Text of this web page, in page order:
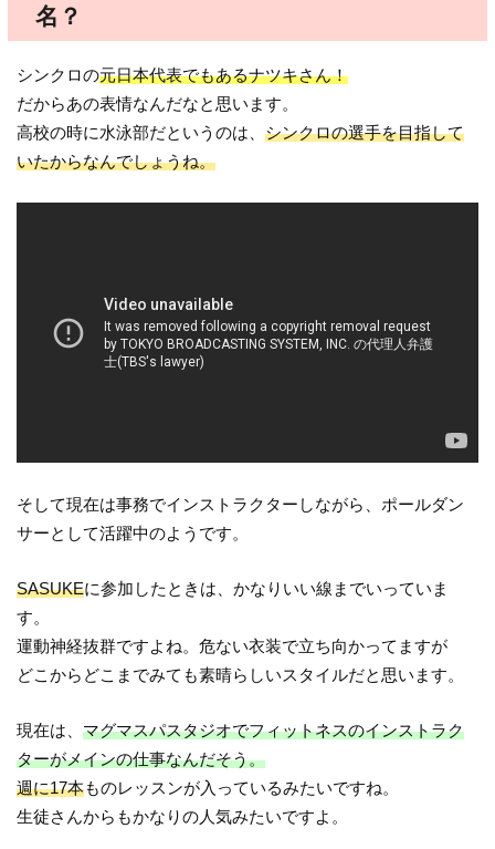
名？
シンクロの元日本代表でもあるナツキさん！
だからあの表情なんだなと思います。
高校の時に水泳部だというのは、シンクロの選手を目指して
いたからなんでしょうね。
そして現在は事務でインストラクターしながら、ポールダン
サーとして活躍中のようです。
SASUKEに参加したときは、かなりいい線までいっていま
す。
運動神経抜群ですよね。危ない衣装で立ち向かってますが
どこからどこまでみても素晴らしいスタイルだと思います。
現在は、マグマスパスタジオでフィットネスのインストラク
ターがメインの仕事なんだそう。
週に17本ものレッスンが入っているみたいですね。
生徒さんからもかなりの人気みたいですよ。